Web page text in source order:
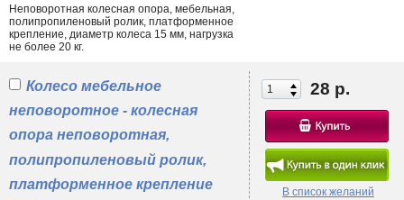
Неповоротная колесная опора, мебельная,
полипропиленовый ролик, платформенное
крепление, диаметр колеса 15 мм, нагрузка
не более 20 кг.
28 р.
В список желаний
Колесо мебельное
неповоротное - колесная
опора неповоротная,
полипропиленовый ролик,
платформенное крепление